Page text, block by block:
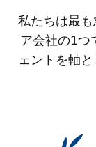
私たちは最
ア会社の1つ
ェントを軸